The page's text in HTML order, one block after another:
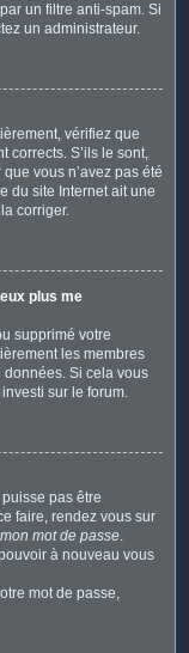
un filtre anti-spam. Si
un administrateur.
vérifiez que
corrects. S’ils le sont,
vous n’avez pas été
du site Internet ait une
corriger.
plus me
supprimé votre
les membres
Si cela vous
sur le forum.
pas être
faire, rendez vous sur
mot de passe.
à nouveau vous
mot de passe,